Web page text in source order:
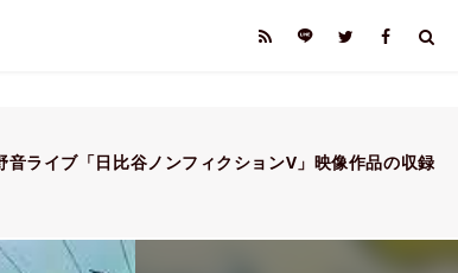
ライブ「日比谷ノンフィクションV」映像作品の収録